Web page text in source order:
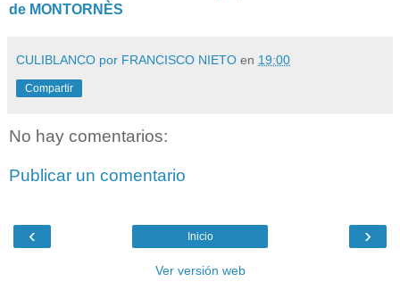
de MONTORNÈS
CULIBLANCO por FRANCISCO NIETO en 19:00
Compartir
No hay comentarios:
Publicar un comentario
‹ ›
Inicio
Ver versión web